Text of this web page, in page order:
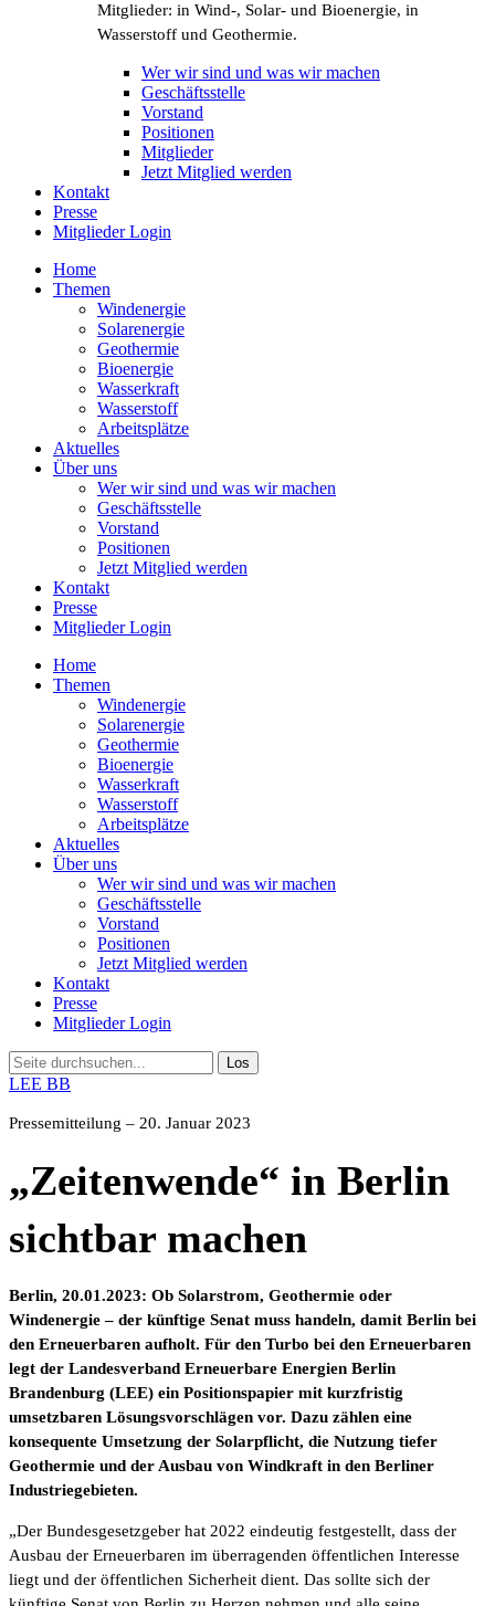
Mitglieder: in Wind-, Solar- und Bioenergie, in
Wasserstoff und Geothermie.
Wer wir sind und was wir machen
Geschäftsstelle
Vorstand
Positionen
Mitglieder
Jetzt Mitglied werden
Kontakt
Presse
Mitglieder Login
Home
Themen
Windenergie
Solarenergie
Geothermie
Bioenergie
Wasserkraft
Wasserstoff
Arbeitsplätze
Aktuelles
Über uns
Wer wir sind und was wir machen
Geschäftsstelle
Vorstand
Positionen
Jetzt Mitglied werden
Kontakt
Presse
Mitglieder Login
Home
Themen
Windenergie
Solarenergie
Geothermie
Bioenergie
Wasserkraft
Wasserstoff
Arbeitsplätze
Aktuelles
Über uns
Wer wir sind und was wir machen
Geschäftsstelle
Vorstand
Positionen
Jetzt Mitglied werden
Kontakt
Presse
Mitglieder Login
LEE BB
Pressemitteilung – 20. Januar 2023
„Zeitenwende“ in Berlin
sichtbar machen
Berlin, 20.01.2023: Ob Solarstrom, Geothermie oder
Windenergie – der künftige Senat muss handeln, damit Berlin bei
den Erneuerbaren aufholt. Für den Turbo bei den Erneuerbaren
legt der Landesverband Erneuerbare Energien Berlin
Brandenburg (LEE) ein Positionspapier mit kurzfristig
umsetzbaren Lösungsvorschlägen vor. Dazu zählen eine
konsequente Umsetzung der Solarpflicht, die Nutzung tiefer
Geothermie und der Ausbau von Windkraft in den Berliner
Industriegebieten.
„Der Bundesgesetzgeber hat 2022 eindeutig festgestellt, dass der
Ausbau der Erneuerbaren im überragenden öffentlichen Interesse
liegt und der öffentlichen Sicherheit dient. Das sollte sich der